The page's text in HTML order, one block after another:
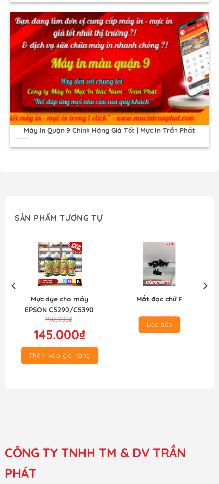
Máy In Quận 9 Chính Hãng Giá Tốt | Mực In Trần Phát
SẢN PHẨM TƯƠNG TỰ
Mực dye cho máy
EPSON C5290/C5390
(chuẩn màu)
190.000₫
190.000₫.
145.000₫
là:
145.000₫.
Thêm vào giỏ hàng
Mắt đọc chữ F
Đọc tiếp
CÔNG TY TNHH TM & DV TRẦN
PHÁT